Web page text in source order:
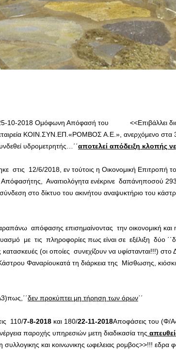
10-2018 Ομόφωνη Απόφασή του <<Επιβάλλει
ΚΟΙΝ.ΣΥΝ.ΕΠ.«ΡΟΜΒΟΣ Α.Ε.», ανερχόμενο στα
υδρομετρητής…΄΄αποτελεί απόδειξη κλοπής
στις 12/6/2018, εν τούτοις η Οικονομική Επιτροπή
Αναιτιολόγητα ενέκρινε δαπάνηποσού
στο δίκτυο του ακινήτου αναψυκτήριο του
απόφασης επισημαίνοντας την οικονομική και
με τις πληροφορίες πως είναι σε εξέλιξη δύο
κατασκευές (οι οποίες συνεχίζουν να υφίστανται!!!) στο
Φαναρίουκατά τη διάρκεια της Μίσθωσης,
δεν προκύπτει μη τήρηση των όρων΄΄
110/7-8-2018 και 180/22-11-2018Αποφάσεις του (Φ/
παροχής υπηρεσιών μετη διαδικασία της
συλλογικης και κοινωνικης ωφελειας ρομβος>>!!! εδρα